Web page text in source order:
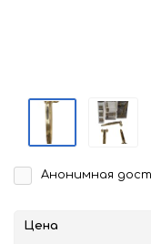
Анонимная
Цена